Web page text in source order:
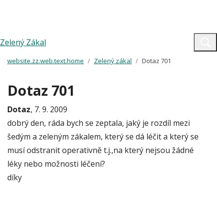
Zelený Zákal
website.zz.web.text.home Zelený zákal Dotaz 701
Dotaz 701
Dotaz, 7. 9. 2009
dobrý den, ráda bych se zeptala, jaký je rozdíl mezi
šedým a zeleným zákalem, který se dá léčit a který se
musí odstranit operativně t.j.,na který nejsou žádné
léky nebo možnosti léčení?
díky